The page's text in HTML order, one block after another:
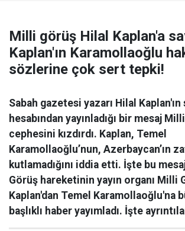
Milli görüş Hilal Kaplan'a
Kaplan'ın Karamollaoğlu
sözlerine çok sert tepki!
Sabah gazetesi yazarı Hilal
hesabından yayınladığı bir mesaj
cephesini kızdırdı. Kaplan, Temel
Karamollaoğlu’nun, Azerbaycan’ın
kutlamadığını iddia etti. İşte bu
Görüş hareketinin yayın organı Milli
Kaplan'dan Temel Karamollaoğlu'na
başlıklı haber yayımladı. İşte